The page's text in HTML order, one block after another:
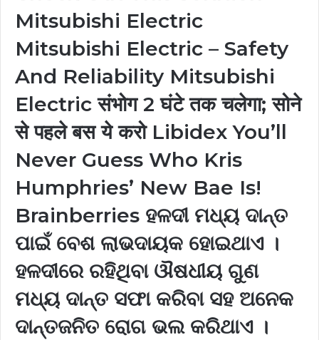
Mitsubishi Electric
Mitsubishi Electric – Safety
And Reliability Mitsubishi
Electric संभोग 2 घंटे तक चलेगा; सोने
से पहले बस ये करो Libidex You’ll
Never Guess Who Kris
Humphries’ New Bae Is!
Brainberries ହଳଦୀ ମଧ୍ୟ ଦାନ୍ତ
ପାଇଁ ବେଶ ଲାଭଦାୟକ ହୋଇଥାଏ ।
ହଳଦୀରେ ରହିଥିବା ଔଷଧୀୟ ଗୁଣ
ମଧ୍ୟ ଦାନ୍ତ ସଫା କରିବା ସହ ଅନେକ
ଦାନ୍ତଜନିତ ରୋଗ ଭଲ କରିଥାଏ ।